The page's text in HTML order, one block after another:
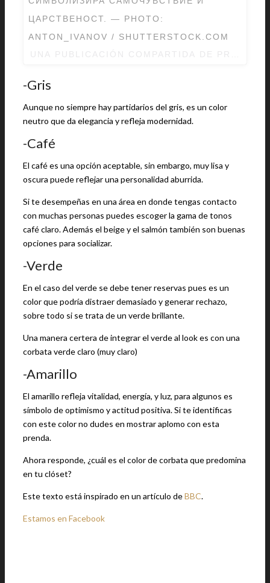
ЦАРСТВЕНОСТ. — PHOTO:
ANTON_IVANOV / SHUTTERSTOCK.COM
-Gris
Aunque no siempre hay partidarios del gris, es un color
neutro que da elegancia y refleja modernidad.
-Café
El café es una opción aceptable, sin embargo, muy lisa y
oscura puede reflejar una personalidad aburrida.
Si te desempeñas en una área en donde tengas contacto
con muchas personas puedes escoger la gama de tonos
café claro. Además el beige y el salmón también son buenas
opciones para socializar.
-Verde
En el caso del verde se debe tener reservas pues es un
color que podría distraer demasiado y generar rechazo,
sobre todo si se trata de un verde brillante.
Una manera certera de integrar el verde al look es con una
corbata verde claro (muy claro)
-Amarillo
El amarillo refleja vitalidad, energía, y luz, para algunos es
símbolo de optimismo y actitud positiva. Si te identificas
con este color no dudes en mostrar aplomo con esta
prenda.
Ahora responde, ¿cuál es el color de corbata que predomina
en tu clóset?
Este texto está inspirado en un artículo deBBC.
Estamos en Facebook